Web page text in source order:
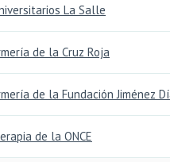
La Salle
de la Cruz Roja
de la Fundación Jiménez
de la ONCE